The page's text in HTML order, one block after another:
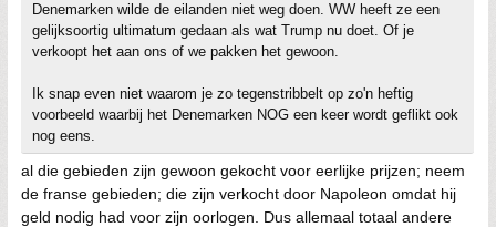
Denemarken wilde de eilanden niet weg doen. WW heeft ze een
gelijksoortig ultimatum gedaan als wat Trump nu doet. Of je
verkoopt het aan ons of we pakken het gewoon.
Ik snap even niet waarom je zo tegenstribbelt op zo'n heftig
voorbeeld waarbij het Denemarken NOG een keer wordt geflikt ook
nog eens.
al die gebieden zijn gewoon gekocht voor eerlijke prijzen; neem
de franse gebieden; die zijn verkocht door Napoleon omdat hij
geld nodig had voor zijn oorlogen. Dus allemaal totaal andere